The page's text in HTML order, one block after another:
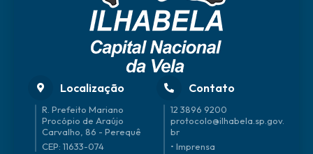
Localização
R. Prefeito Mariano
Procópio de Araújo
Carvalho, 86 - Perequê
CEP: 11633-074
Contato
12 3896 9200
protocolo@ilhabela.sp.gov.
br
• Imprensa